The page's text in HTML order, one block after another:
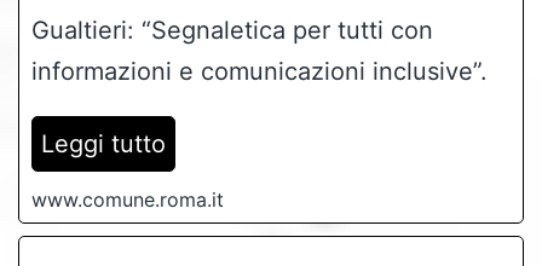
Gualtieri: “Segnaletica per tutti con
informazioni e comunicazioni inclusive”.
Leggi tutto
www.comune.roma.it